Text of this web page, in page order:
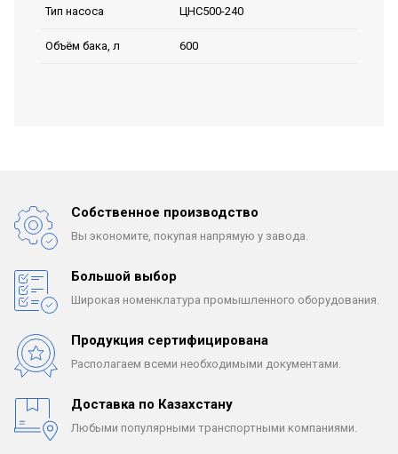
Тип насоса ЦНС500-240
Объём бака, л 600
Собственное производство
Вы экономите, покупая напрямую у завода.
Большой выбор
Широкая номенклатура промышленного оборудования.
Продукция сертифицирована
Располагаем всеми необходимыми документами.
Доставка по Казахстану
Любыми популярными транспортными компаниями.